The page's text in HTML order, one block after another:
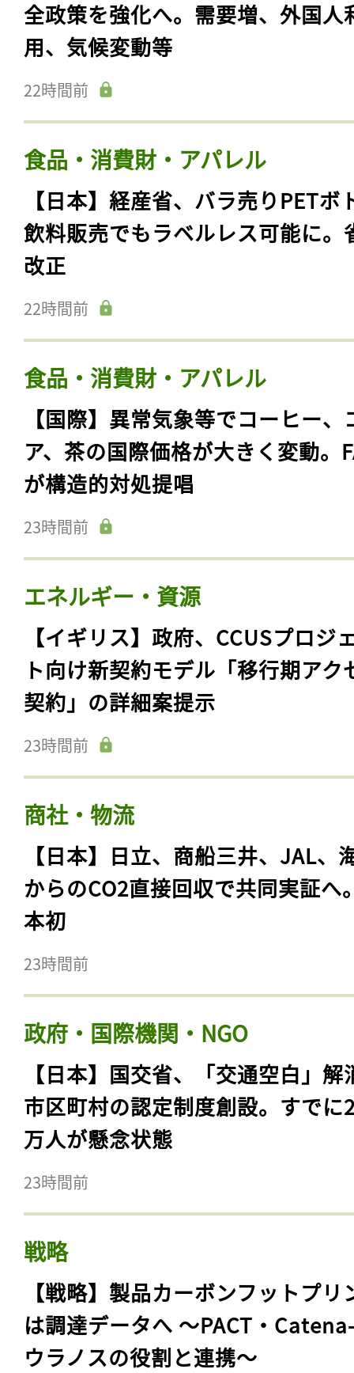
全政策を強化へ。需要増、外国人
用、気候変動等
22時間前
食品・消費財・アパレル
【日本】経産省、バラ売りPETボ
飲料販売でもラベルレス可能に。
改正
22時間前
食品・消費財・アパレル
【国際】異常気象等でコーヒー、
ア、茶の国際価格が大きく変動。
が構造的対処提唱
23時間前
エネルギー・資源
【イギリス】政府、CCUSプロジ
ト向け新契約モデル「移行期アク
契約」の詳細案提示
23時間前
商社・物流
【日本】日立、商船三井、JAL、
からのCO2直接回収で共同実証へ
本初
23時間前
政府・国際機関・NGO
【日本】国交省、「交通空白」解
市区町村の認定制度創設。すでに
万人が懸念状態
23時間前
戦略
【戦略】製品カーボンフットプリ
は調達データへ 〜PACT・
ウラノスの役割と連携〜